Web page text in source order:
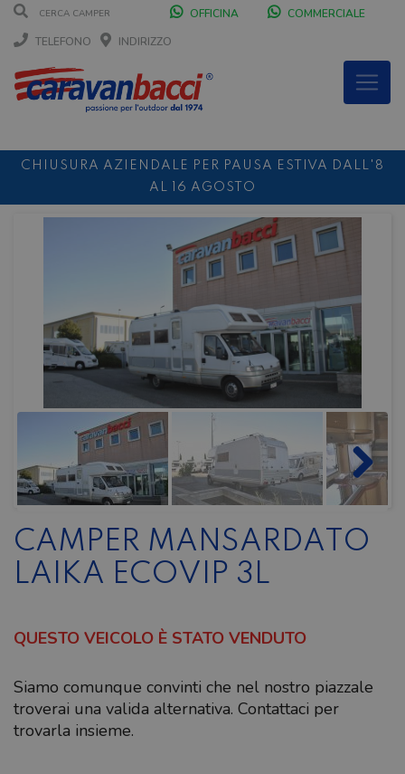
OFFICINA
COMMERCIALE
TELEFONO
INDIRIZZO
CHIUSURA AZIENDALE PER PAUSA ESTIVA DALL'8
AL 16 AGOSTO
DURANTE IL MESE DI AGOSTO SIAMO CHIUSI IL
SABATO POMERIGGIO
NOLEGGIO ENTRO IL 31.08
CAMPER MANSARDATO
LAIKA ECOVIP 3L
QUESTO VEICOLO È STATO VENDUTO
Siamo comunque convinti che nel nostro piazzale
troverai una valida alternativa. Contattaci per
trovarla insieme.